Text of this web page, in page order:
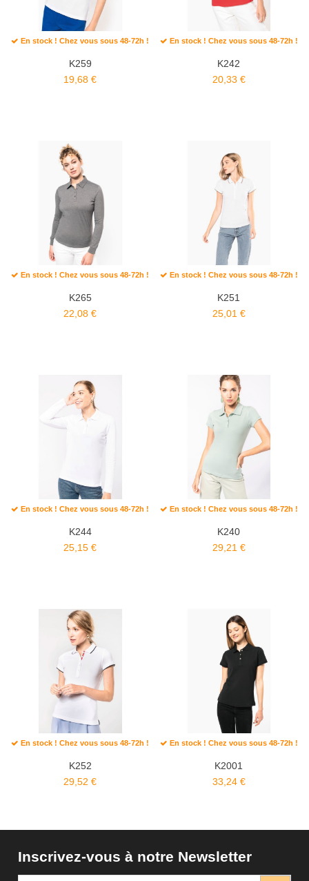
En stock ! Chez vous sous 48-72h !
K259
19,68 €
En stock ! Chez vous sous 48-72h !
K242
20,33 €
En stock ! Chez vous sous 48-72h !
K265
22,08 €
En stock ! Chez vous sous 48-72h !
K251
25,01 €
En stock ! Chez vous sous 48-72h !
K244
25,15 €
En stock ! Chez vous sous 48-72h !
K240
29,21 €
En stock ! Chez vous sous 48-72h !
K252
29,52 €
En stock ! Chez vous sous 48-72h !
K2001
33,24 €
Inscrivez-vous à notre Newsletter